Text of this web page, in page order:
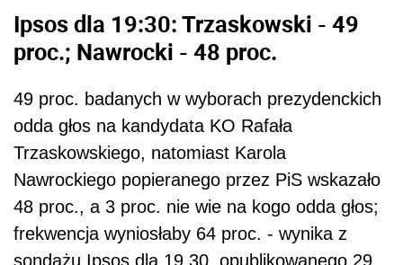
Ipsos dla 19:30: Trzaskowski - 49
proc.; Nawrocki - 48 proc.
49 proc. badanych w wyborach prezydenckich
odda głos na kandydata KO Rafała
Trzaskowskiego, natomiast Karola
Nawrockiego popieranego przez PiS wskazało
48 proc., a 3 proc. nie wie na kogo odda głos;
frekwencja wyniosłaby 64 proc. - wynika z
sondażu Ipsos dla 19.30, opublikowanego 29